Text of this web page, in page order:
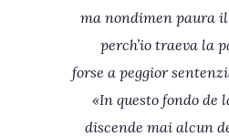
ma nondimen paura
perch’io traeva la
forse a peggior
«In questo fondo de
discende mai alcun